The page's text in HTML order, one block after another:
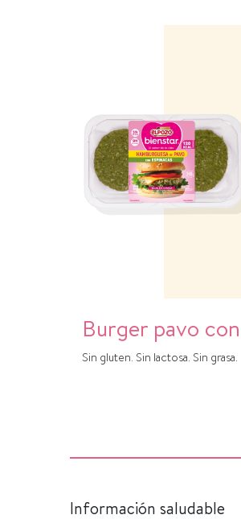
Burger pavo
Sin gluten. Sin lactosa. Sin grasa.
Información saludable